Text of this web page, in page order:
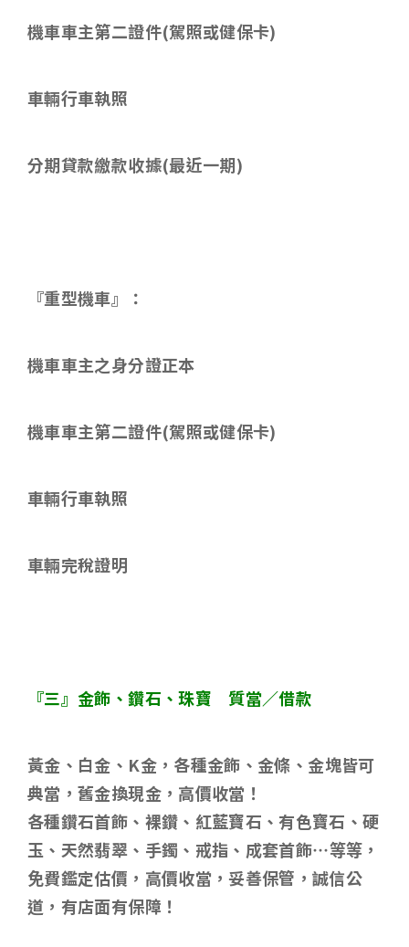
機車車主第二證件(駕照或健保卡)
車輛行車執照
分期貸款繳款收據(最近一期)
『重型機車』：
機車車主之身分證正本
機車車主第二證件(駕照或健保卡)
車輛行車執照
車輛完稅證明
『三』金飾、鑽石、珠寶 質當／借款
黃金、白金、 K金，各種金飾、金條、金塊皆可
典當，舊金換現金，高價收當！
各種鑽石首飾、裸鑽、紅藍寶石、有色寶石、硬
玉、天然翡翠、手鐲、戒指、成套首飾…等等，
免費鑑定估價，高價收當，妥善保管，誠信公
道，有店面有保障！